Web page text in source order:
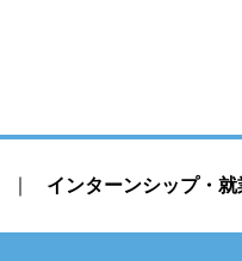
インターンシップ・就